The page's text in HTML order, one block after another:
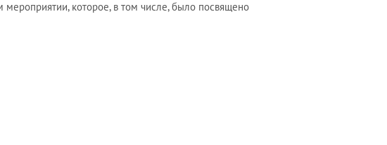
которое, в том числе, было посвящено